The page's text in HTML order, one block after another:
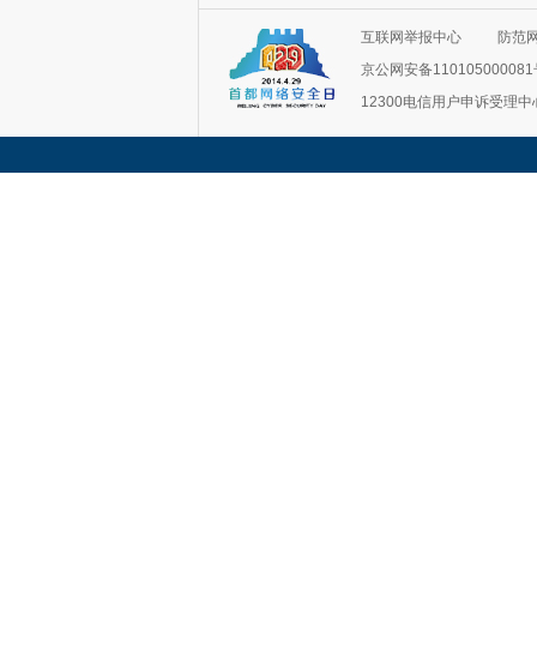
互联网举报中心
防范
京公网安备110105000081
12300电信用户申诉受理中